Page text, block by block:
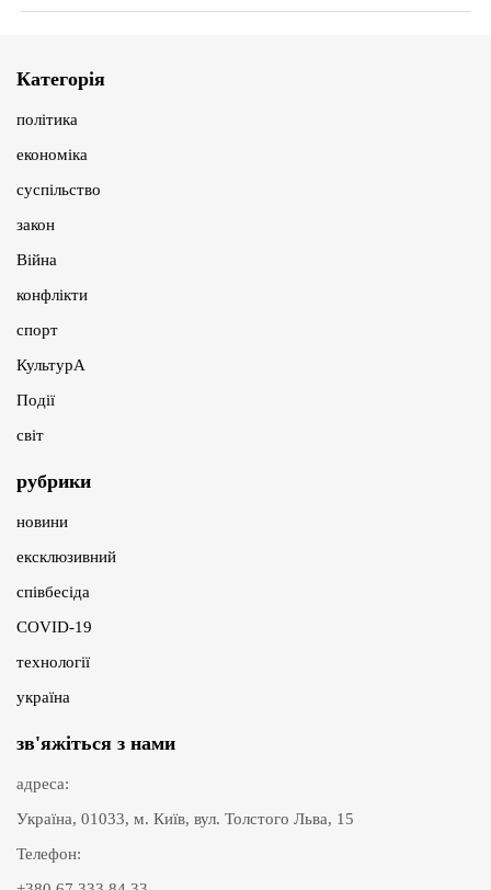
Категорія
політика
економіка
суспільство
закон
Війна
конфлікти
спорт
КультурА
Події
світ
рубрики
новини
ексклюзивний
співбесіда
COVID-19
технології
україна
зв'яжіться з нами
адреса:
Україна, 01033, м. Київ, вул. Толстого Льва, 15
Телефон: